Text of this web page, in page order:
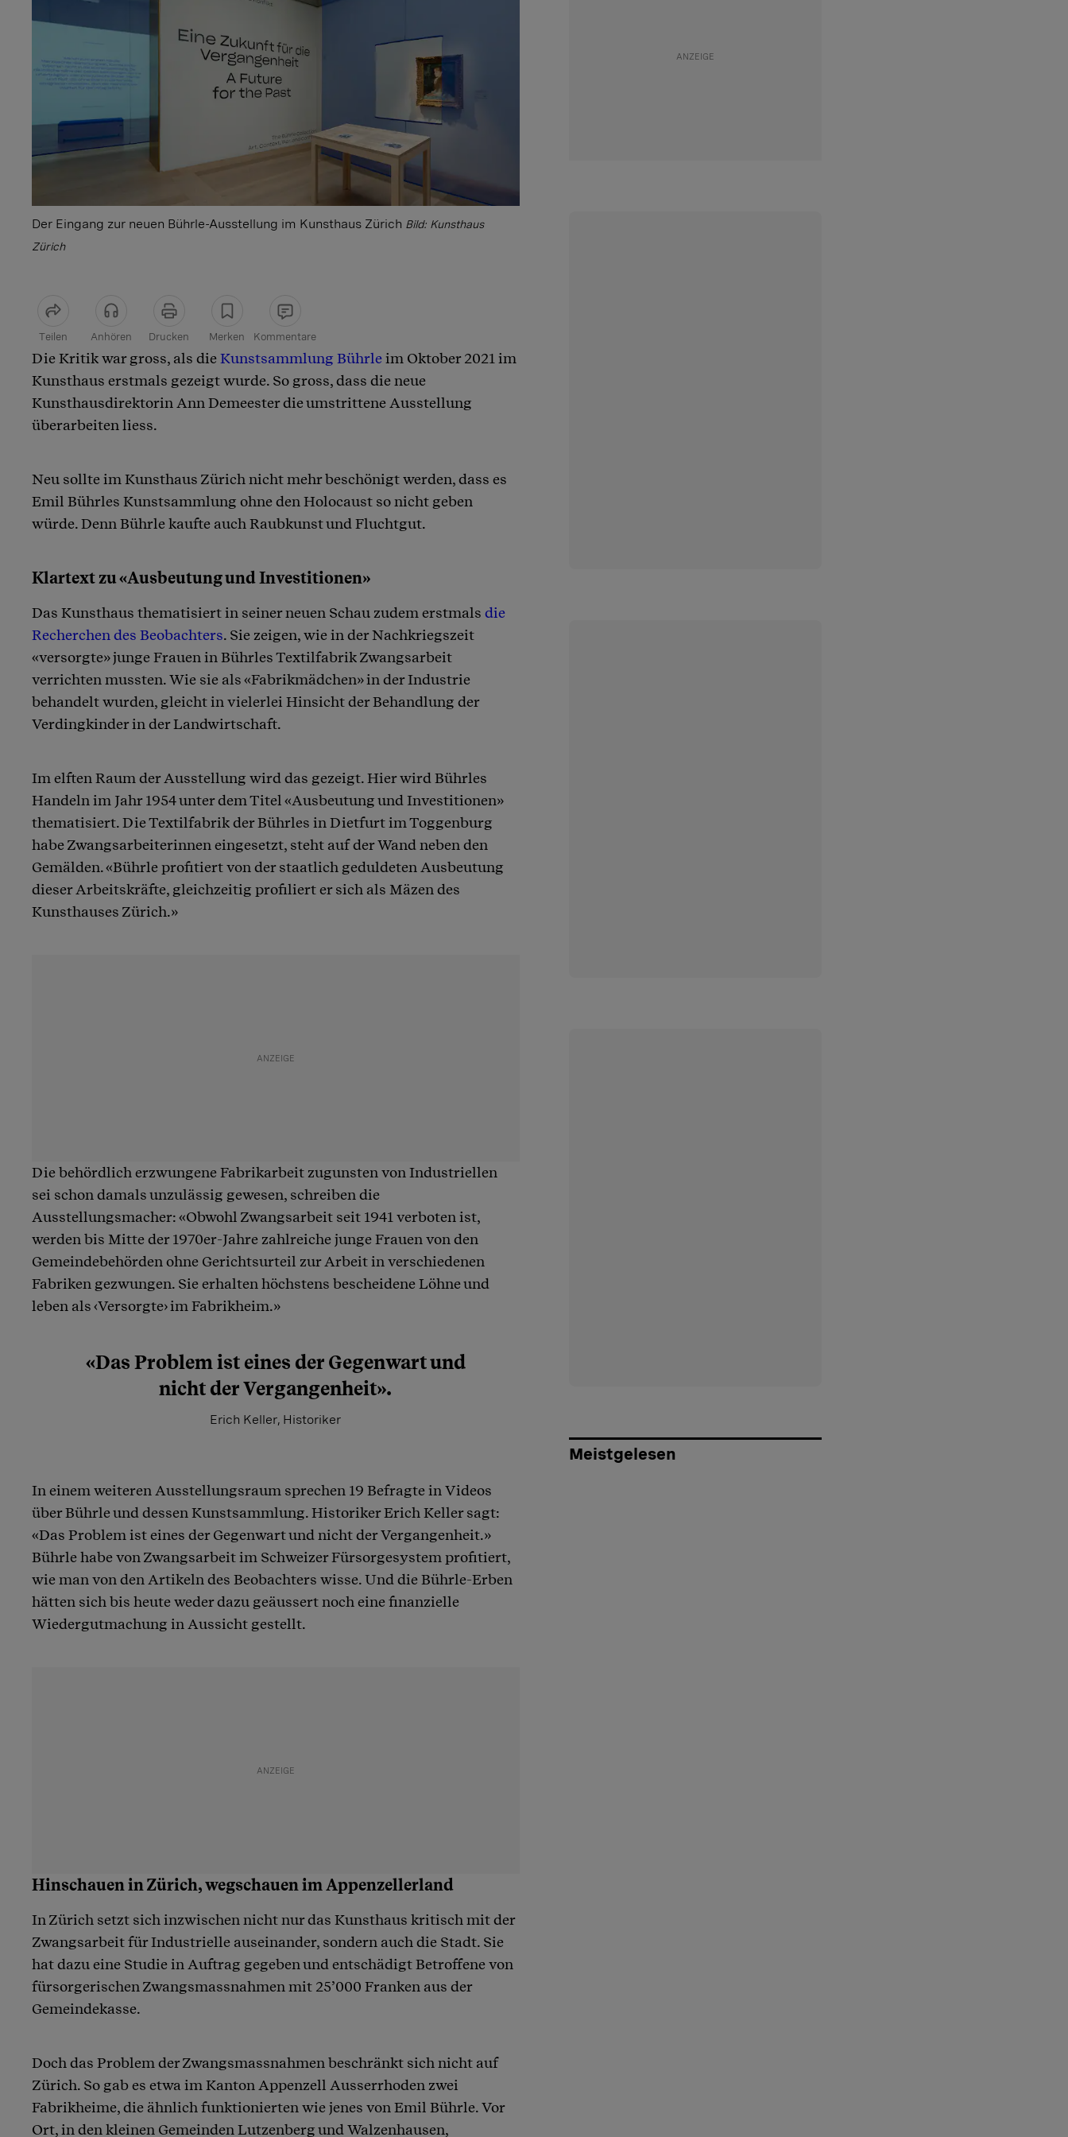
Der Eingang zur neuen Bührle-Ausstellung im Kunsthaus Zürich Bild: Kunsthaus
Zürich
Teilen Anhören Drucken Merken Kommentare
Artikel teilen
Die Kritik war gross, als dieKunstsammlung Bührleim Oktober 2021 im
Kunsthaus erstmals gezeigt wurde. So gross, dass die neue
Kunsthausdirektorin Ann Demeester die umstrittene Ausstellung
überarbeiten liess.
Neu sollte im Kunsthaus Zürich nicht mehr beschönigt werden, dass es
Emil Bührles Kunstsammlung ohne den Holocaust so nicht geben
würde. Denn Bührle kaufte auch Raubkunst und Fluchtgut.
Klartext zu «Ausbeutung und Investitionen»
Das Kunsthaus thematisiert in seiner neuen Schau zudem erstmals die
Recherchen des Beobachters. Sie zeigen, wie in der Nachkriegszeit
«versorgte» junge Frauen in Bührles Textilfabrik Zwangsarbeit
verrichten mussten. Wie sie als «Fabrikmädchen» in der Industrie
behandelt wurden, gleicht in vielerlei Hinsicht der Behandlung der
Verdingkinder in der Landwirtschaft.
Im elften Raum der Ausstellung wird das gezeigt. Hier wird Bührles
Handeln im Jahr 1954 unter dem Titel «Ausbeutung und Investitionen»
thematisiert. Die Textilfabrik der Bührles in Dietfurt im Toggenburg
habe Zwangsarbeiterinnen eingesetzt, steht auf der Wand neben den
Gemälden. «Bührle profitiert von der staatlich geduldeten Ausbeutung
dieser Arbeitskräfte, gleichzeitig profiliert er sich als Mäzen des
Kunsthauses Zürich.»
Die behördlich erzwungene Fabrikarbeit zugunsten von Industriellen
sei schon damals unzulässig gewesen, schreiben die
Ausstellungsmacher: «Obwohl Zwangsarbeit seit 1941 verboten ist,
werden bis Mitte der 1970er-Jahre zahlreiche junge Frauen von den
Gemeindebehörden ohne Gerichtsurteil zur Arbeit in verschiedenen
Fabriken gezwungen. Sie erhalten höchstens bescheidene Löhne und
leben als ‹Versorgte› im Fabrikheim.»
«Das Problem ist eines der Gegenwart und
nicht der Vergangenheit».
Erich Keller, Historiker
In einem weiteren Ausstellungsraum sprechen 19 Befragte in Videos
über Bührle und dessen Kunstsammlung. Historiker Erich Keller sagt:
«Das Problem ist eines der Gegenwart und nicht der Vergangenheit.»
Bührle habe von Zwangsarbeit im Schweizer Fürsorgesystem profitiert,
wie man von den Artikeln des Beobachters wisse. Und die Bührle-Erben
hätten sich bis heute weder dazu geäussert noch eine finanzielle
Wiedergutmachung in Aussicht gestellt.
Hinschauen in Zürich, wegschauen im Appenzellerland
In Zürich setzt sich inzwischen nicht nur das Kunsthaus kritisch mit der
Zwangsarbeit für Industrielle auseinander, sondern auch die Stadt. Sie
hat dazu eine Studie in Auftrag gegeben und entschädigt Betroffene von
fürsorgerischen Zwangsmassnahmen mit 25’000 Franken aus der
Gemeindekasse.
Doch das Problem der Zwangsmassnahmen beschränkt sich nicht auf
Zürich. So gab es etwa im Kanton Appenzell Ausserrhoden zwei
Fabrikheime, die ähnlich funktionierten wie jenes von Emil Bührle. Vor
Ort, in den kleinen Gemeinden Lutzenberg und Walzenhausen,
Meistgelesen